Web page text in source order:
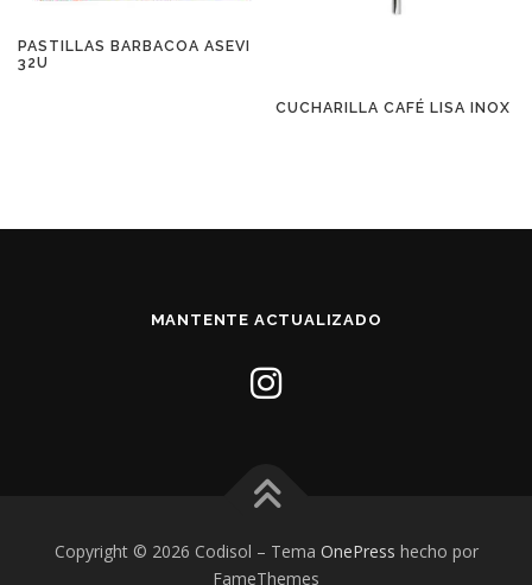
PASTILLAS BARBACOA ASEVI
32U
CUCHARILLA CAFÉ LISA INOX
MANTENTE ACTUALIZADO
Copyright © 2026 Codisol – Tema OnePress hecho por
FameThemes